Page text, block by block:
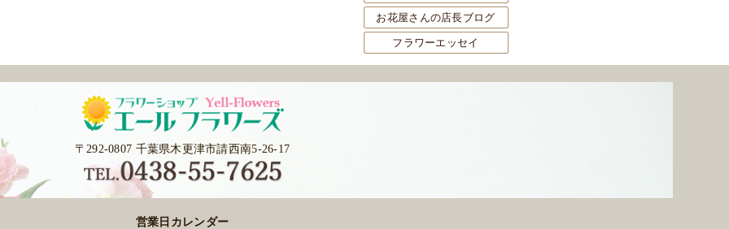
お花屋さんの店長ブログ
フラワーエッセイ
〒292-0807 千葉県木更津市請西南5-26-17
営業日カレンダー